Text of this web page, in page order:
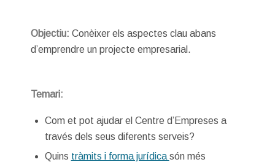
Objectiu: Conèixer els aspectes clau abans
d’emprendre un projecte empresarial.
Temari:
Com et pot ajudar el Centre d’Empreses a
través dels seus diferents serveis?
Quins tràmits i forma jurídica són més